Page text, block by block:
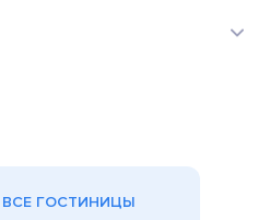
ВСЕ ГОСТИНИЦЫ